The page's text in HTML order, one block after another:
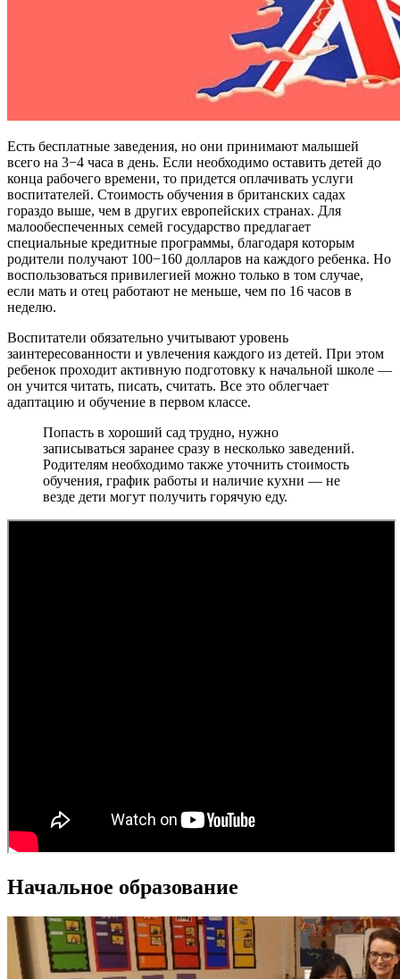
Есть бесплатные заведения, но они принимают малышей
всего на 3−4 часа в день. Если необходимо оставить детей до
конца рабочего времени, то придется оплачивать услуги
воспитателей. Стоимость обучения в британских садах
гораздо выше, чем в других европейских странах. Для
малообеспеченных семей государство предлагает
специальные кредитные программы, благодаря которым
родители получают 100−160 долларов на каждого ребенка. Но
воспользоваться привилегией можно только в том случае,
если мать и отец работают не меньше, чем по 16 часов в
неделю.
Воспитатели обязательно учитывают уровень
заинтересованности и увлечения каждого из детей. При этом
ребенок проходит активную подготовку к начальной школе —
он учится читать, писать, считать. Все это облегчает
адаптацию и обучение в первом классе.
Попасть в хороший сад трудно, нужно
записываться заранее сразу в несколько заведений.
Родителям необходимо также уточнить стоимость
обучения, график работы и наличие кухни — не
везде дети могут получить горячую еду.
Начальное образование